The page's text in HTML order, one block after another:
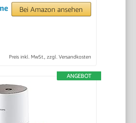
Bei Amazon ansehen
Preis inkl. MwSt., zzgl. Versandkosten
ANGEBOT